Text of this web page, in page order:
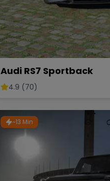
Audi RS7 Sportback
4.9 (70)
~13 Min